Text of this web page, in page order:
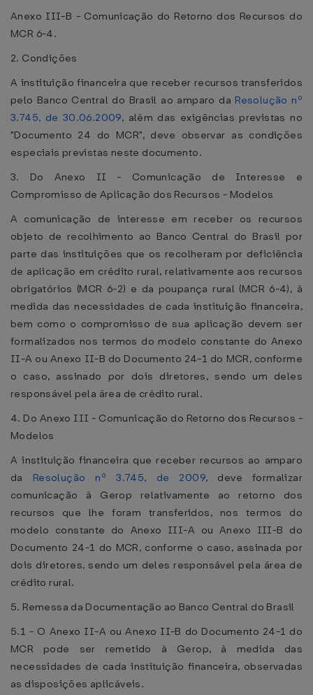
Anexo III-B - Comunicação do Retorno dos Recursos do
MCR 6-4.
2. Condições
A instituição financeira que receber recursos transferidos
pelo Banco Central do Brasil ao amparo da Resolução nº
3.745, de 30.06.2009, além das exigências previstas no
"Documento 24 do MCR", deve observar as condições
especiais previstas neste documento.
3. Do Anexo II - Comunicação de Interesse e
Compromisso de Aplicação dos Recursos - Modelos
A comunicação de interesse em receber os recursos
objeto de recolhimento ao Banco Central do Brasil por
parte das instituições que os recolheram por deficiência
de aplicação em crédito rural, relativamente aos recursos
obrigatórios (MCR 6-2) e da poupança rural (MCR 6-4), à
medida das necessidades de cada instituição financeira,
bem como o compromisso de sua aplicação devem ser
formalizados nos termos do modelo constante do Anexo
II-A ou Anexo II-B do Documento 24-1 do MCR, conforme
o caso, assinado por dois diretores, sendo um deles
responsável pela área de crédito rural.
4. Do Anexo III - Comunicação do Retorno dos Recursos -
Modelos
A instituição financeira que receber recursos ao amparo
da Resolução nº 3.745, de 2009, deve formalizar
comunicação à Gerop relativamente ao retorno dos
recursos que lhe foram transferidos, nos termos do
modelo constante do Anexo III-A ou Anexo III-B do
Documento 24-1 do MCR, conforme o caso, assinada por
dois diretores, sendo um deles responsável pela área de
crédito rural.
5. Remessa da Documentação ao Banco Central do Brasil
5.1 - O Anexo II-A ou Anexo II-B do Documento 24-1 do
MCR pode ser remetido à Gerop, à medida das
necessidades de cada instituição financeira, observadas
as disposições aplicáveis.